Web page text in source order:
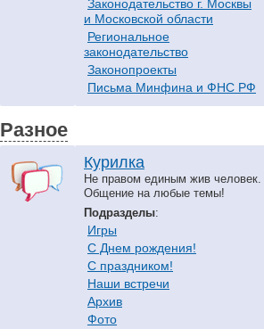
Законодательство г. Москвы
и Московской области
Региональное
законодательство
Законопроекты
Письма Минфина и ФНС РФ
Разное
Курилка
Не правом единым жив человек.
Общение на любые темы!
Подразделы:
Игры
С Днем рождения!
С праздником!
Наши встречи
Архив
Фото